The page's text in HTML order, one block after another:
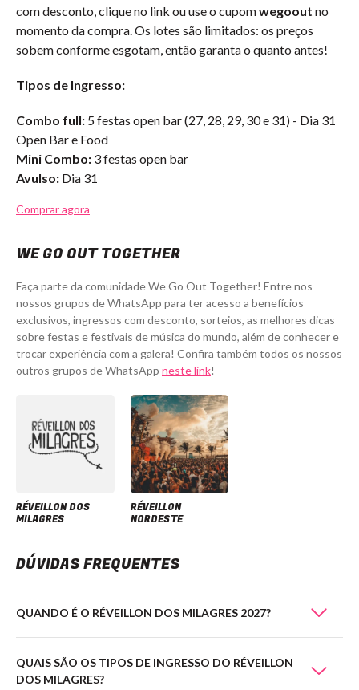
com desconto, clique no link ou use o cupomwegoout no
momento da compra. Os lotes são limitados: os preços
sobem conforme esgotam, então garanta o quanto antes!
Tipos de Ingresso:
Combo full: 5 festas open bar (27, 28, 29, 30 e 31) - Dia 31
Open Bar e Food
Mini Combo: 3 festas open bar
Avulso: Dia 31
Comprar agora
WE GO OUT TOGETHER
Faça parte da comunidade We Go Out Together! Entre nos
nossos grupos de WhatsApp para ter acesso a benefícios
exclusivos, ingressos com desconto, sorteios, as melhores dicas
sobre festas e festivais de música do mundo, além de conhecer e
trocar experiência com a galera! Confira também todos os nossos
outros grupos de WhatsApp neste link!
RÉVEILLON DOS
MILAGRES
RÉVEILLON
NORDESTE
DÚVIDAS FREQUENTES
QUANDO É O RÉVEILLON DOS MILAGRES 2027?
QUAIS SÃO OS TIPOS DE INGRESSO DO RÉVEILLON
DOS MILAGRES?